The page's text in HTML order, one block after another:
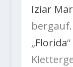
Iziar
„Florida